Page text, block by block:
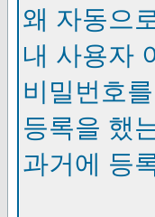
왜 자동으
내 사용자
비밀번호
등록을 했
과거에 등